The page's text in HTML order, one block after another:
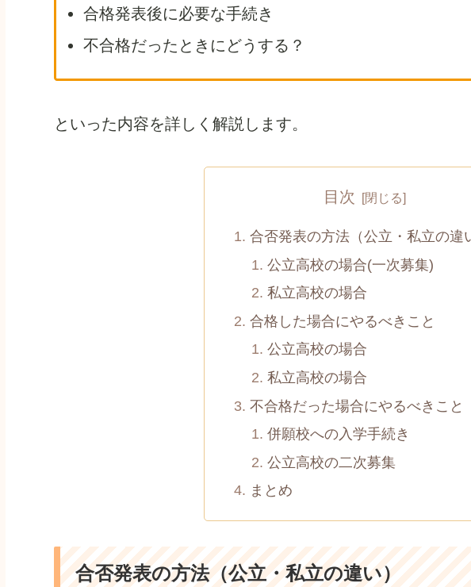
合格発表後に必要な手続き
不合格だったときにどうする？
といった内容を詳しく解説します。
目次
合否発表の方法（公立・私立の違
公立高校の場合(一次募集)
私立高校の場合
合格した場合にやるべきこと
公立高校の場合
私立高校の場合
不合格だった場合にやるべきこと
併願校への入学手続き
公立高校の二次募集
まとめ
合否発表の方法（公立・私立の違い）